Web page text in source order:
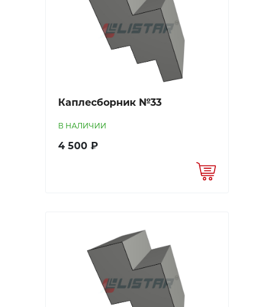
Каплесборник №33
В НАЛИЧИИ
4 500 ₽